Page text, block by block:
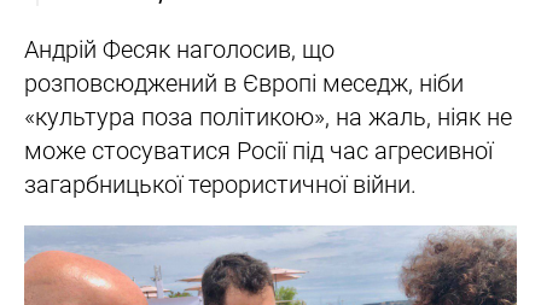
Андрій Фесяк наголосив, що
розповсюджений в Європі меседж, ніби
«культура поза політикою», на жаль, ніяк не
може стосуватися Росії під час агресивної
загарбницької терористичної війни.